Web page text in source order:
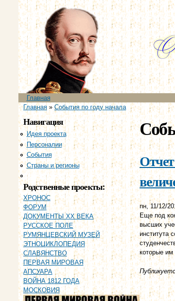
Главное меню
Главная
Вы здесь
Главная» События по году начала
Навигация
Идея проекта
Персоналии
События
Страны и регионы
Хронология
Родственные проекты:
ХРОНОС
ФОРУМ
ДОКУМЕНТЫ XX ВЕКА
РУССКОЕ ПОЛЕ
РУМЯНЦЕВСКИЙ МУЗЕЙ
ЭТНОЦИКЛОПЕДИЯ
СЛАВЯНСТВО
ПЕРВАЯ МИРОВАЯ
АПСУАРА
ВОЙНА 1812 ГОДА
МОСКОВИЯ
пн, 11/12/
Еще под
высших
института
которые им